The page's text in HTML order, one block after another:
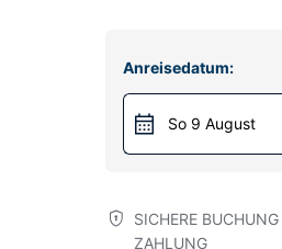
Anreisedatum:
So 9 August
SICHERE
ZAHLUNG